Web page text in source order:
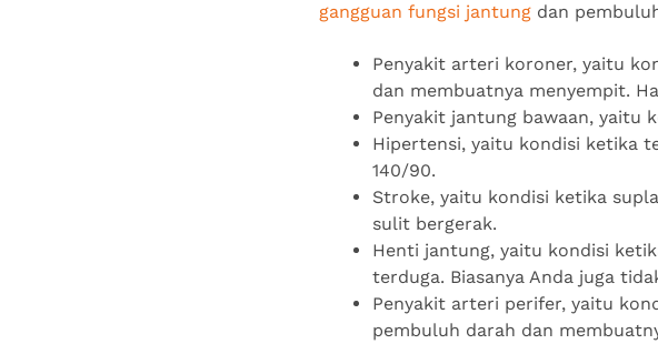
gangguan fungsi jantung dan
Penyakit arteri koroner, yaitu
dan membuatnya menyempit.
Penyakit jantung bawaan, yaitu
Hipertensi, yaitu kondisi ketika
140/90.
Stroke, yaitu kondisi ketika
sulit bergerak.
Henti jantung, yaitu kondisi
terduga. Biasanya Anda juga
Penyakit arteri perifer, yaitu
pembuluh darah dan